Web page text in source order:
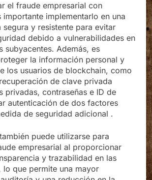
el fraude empresarial con
importante implementarlo en una
segura y resistente para evitar
debido a vulnerabilidades en
subyacentes. Además, es
la información personal y
los usuarios de blockchain, como
de clave privada
privadas, contraseñas e ID de
autenticación de dos factores
de seguridad adicional .
puede utilizarse para
empresarial al proporcionar
y trazabilidad en las
lo que permite una mayor